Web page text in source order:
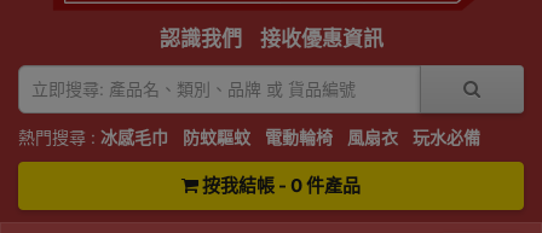
認識我們 接收優惠資訊
熱門搜尋 : 冰感毛巾 防蚊驅蚊 電動輪椅 風扇衣 玩水必備
按我結帳 - 0 件產品